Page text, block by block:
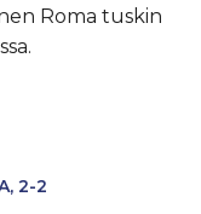
Roma tuskin
2-2